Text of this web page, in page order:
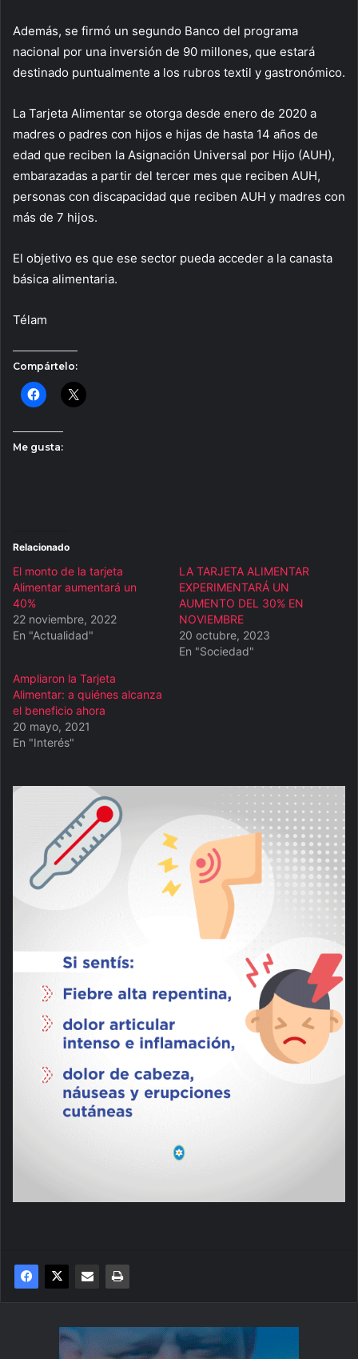
Además, se firmó un segundo Banco del programa
nacional por una inversión de 90 millones, que estará
destinado puntualmente a los rubros textil y gastronómico.
La Tarjeta Alimentar se otorga desde enero de 2020 a
madres o padres con hijos e hijas de hasta 14 años de
edad que reciben la Asignación Universal por Hijo (AUH),
embarazadas a partir del tercer mes que reciben AUH,
personas con discapacidad que reciben AUH y madres con
más de 7 hijos.
El objetivo es que ese sector pueda acceder a la canasta
básica alimentaria.
Télam
Compártelo:
Me gusta:
Relacionado
El monto de la tarjeta
Alimentar aumentará un
40%
22 noviembre, 2022
En "Actualidad"
LA TARJETA ALIMENTAR
EXPERIMENTARÁ UN
AUMENTO DEL 30% EN
NOVIEMBRE
20 octubre, 2023
En "Sociedad"
Ampliaron la Tarjeta
Alimentar: a quiénes alcanza
el beneficio ahora
20 mayo, 2021
En "Interés"